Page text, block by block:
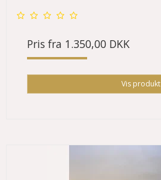
Pris fra 1.350,00 DKK
Vis produkt